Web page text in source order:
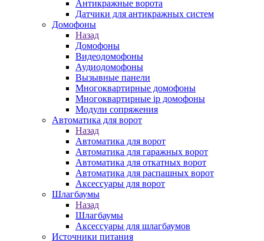
Антикражные ворота
Датчики для антикражных систем
Домофоны
Назад
Домофоны
Видеодомофоны
Аудиодомофоны
Вызывные панели
Многоквартирные домофоны
Многоквартирные ip домофоны
Модули сопряжения
Автоматика для ворот
Назад
Автоматика для ворот
Автоматика для гаражных ворот
Автоматика для откатных ворот
Автоматика для распашных ворот
Аксессуары для ворот
Шлагбаумы
Назад
Шлагбаумы
Аксессуары для шлагбаумов
Источники питания